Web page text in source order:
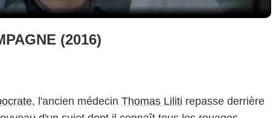
(2016)
, l'ancien médecin Thomas Liliti repasse derrière